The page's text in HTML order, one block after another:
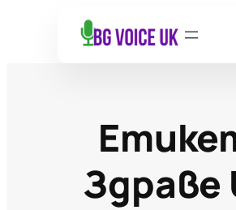
Здраве